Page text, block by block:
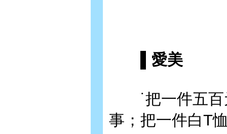
▌愛美
˙把一件五百
事；把一件白T